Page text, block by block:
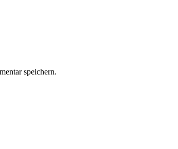
speichern.